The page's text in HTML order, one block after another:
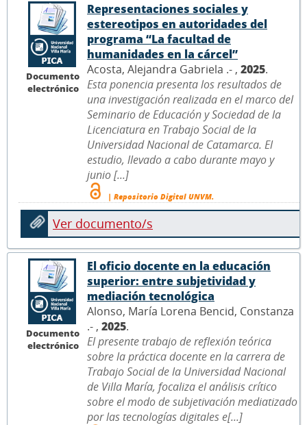
Documento
electrónico
Representaciones sociales y
estereotipos en autoridades del
programa “La facultad de
humanidades en la cárcel”
Acosta, Alejandra Gabriela .- , 2025.
Esta ponencia presenta los resultados de
una investigación realizada en el marco del
Seminario de Educación y Sociedad de la
Licenciatura en Trabajo Social de la
Universidad Nacional de Catamarca. El
estudio, llevado a cabo durante mayo y
junio [...]
| Repositorio Digital UNVM.
Ver documento/s
Documento
electrónico
El oficio docente en la educación
superior: entre subjetividad y
mediación tecnológica
Alonso, María Lorena Bencid, Constanza
.- , 2025.
El presente trabajo de reflexión teórica
sobre la práctica docente en la carrera de
Trabajo Social de la Universidad Nacional
de Villa María, focaliza el análisis crítico
sobre el modo de subjetivación mediatizado
por las tecnologías digitales e[...]